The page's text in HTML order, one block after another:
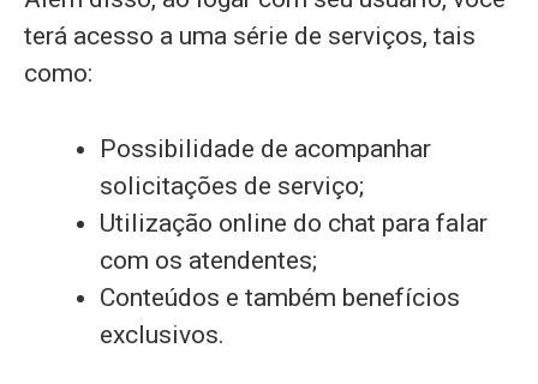
terá acesso a uma série de serviços, tais
como:
Possibilidade de acompanhar
solicitações de serviço;
Utilização online do chat para falar
com os atendentes;
Conteúdos e também benefícios
exclusivos.